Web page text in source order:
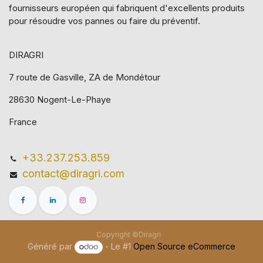
fournisseurs européen qui​ fabriquent d'excellents produits
pour résoudre vos pannes ou faire du préventif.
DIRAGRI
7 route de Gasville, ZA de Mondétour
28630 Nogent-Le-Phaye
France
+33.237.253.859
contact@diragri.com
Copyright ©Diragri
Généré par - Le #1Open Source eCommerce